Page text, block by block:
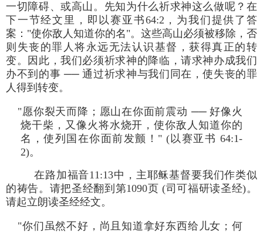
一切障碍、或高山。先知为什么祈求神这么做呢？在
下一节经文里，即以赛亚书64:2，为我们提供了答
案："使你敌人知道你的名"。这些高山必须被移除，否
则失丧的罪人将永远无法认识基督，获得真正的转
变。因此，我们必须祈求神的降临，请求神办成我们
办不到的事 ── 通过祈求神与我们同在，使失丧的罪
人得到转变。
"愿你裂天而降；愿山在你面前震动 ── 好像火
烧干柴，又像火将水烧开，使你敌人知道你的
名，使列国在你面前发颤！" (以赛亚书 64:1-
2)。
在路加福音11:13中，主耶稣基督要我们作类似
的祷告。请把圣经翻到第1090页 (司可福研读圣经)。
请起立朗读圣经经文。
"你们虽然不好，尚且知道拿好东西给儿女；何